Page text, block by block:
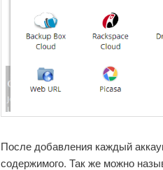
После добавления каждый
содержимого. Так же можно